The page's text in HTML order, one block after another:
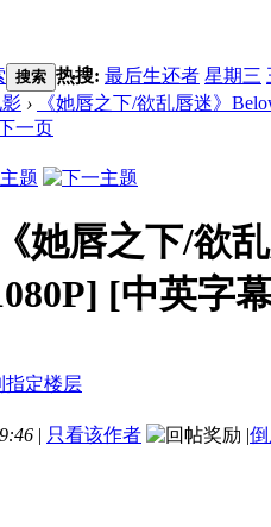
搜索 热搜: 最后生还者 星期三
›
《她唇之下/欲乱唇迷》
一页
《她唇之下/欲
[中英字
| 只看该作者 |